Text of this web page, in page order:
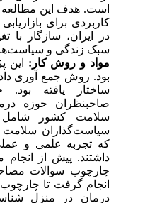
است. هدف این مطالعه
کاربردی برای
در ایران، سازگار با
سبک زندگی و
مواد و روش کار: این
بود. روش جمع آوری
ساختار یافته بود.
صاحبنظران حوزه
سلامت کشور شامل
سیاست‌گذاران سلامت
که تجربه علمی و عملی
داشتند. پیش از انجام
چارچوب سوالات
انجام گرفت تا چارچوب و
درمان در منزل